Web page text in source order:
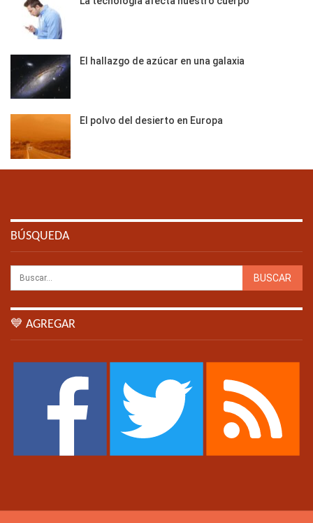
El hallazgo de azúcar en una galaxia
El polvo del desierto en Europa
BÚSQUEDA
💙 AGREGAR